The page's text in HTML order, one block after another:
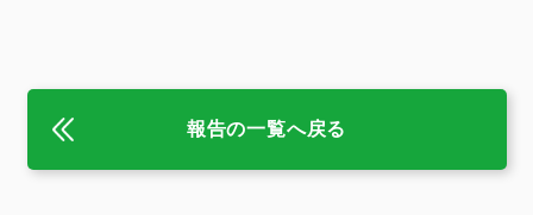
報告の一覧へ戻る